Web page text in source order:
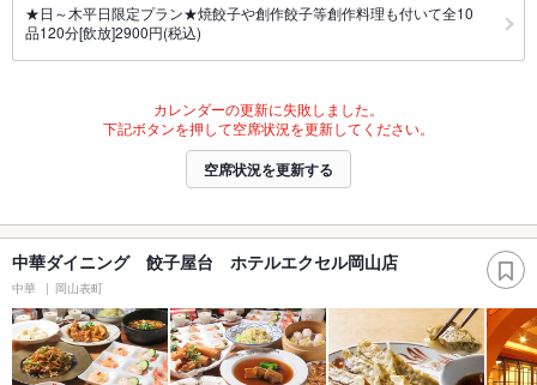
★日～木平日限定プラン★焼餃子や創作餃子等創作料理も付いて全10
品120分[飲放]2900円(税込)
カレンダーの更新に失敗しました。
下記ボタンを押して空席状況を更新してください。
空席状況を更新する
中華ダイニング 餃子屋台 ホテルエクセル岡山店
中華 岡山表町